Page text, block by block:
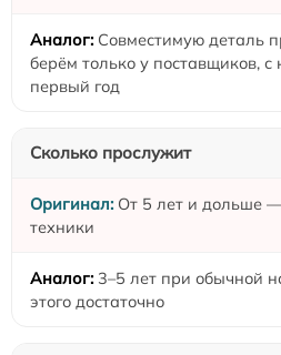
Совместимую деталь
берём только у поставщиков,
первый год
Сколько прослужит
От 5 лет и дольше
техники
3–5 лет при обычной
этого достаточно